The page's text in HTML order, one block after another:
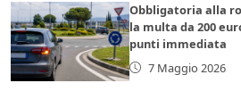
Obbligatoria alla
la multa da 200
punti immediata
7 Maggio 2026